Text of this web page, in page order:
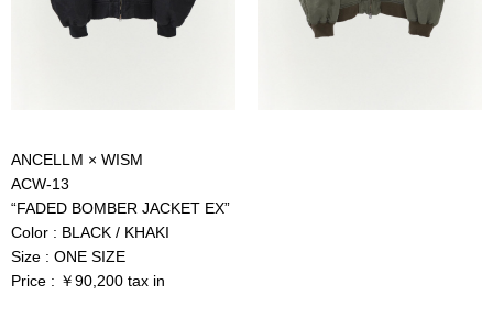
ANCELLM × WISM
ACW-13
“FADED BOMBER JACKET EX”
Color : BLACK / KHAKI
Size : ONE SIZE
Price : ￥90,200 tax in